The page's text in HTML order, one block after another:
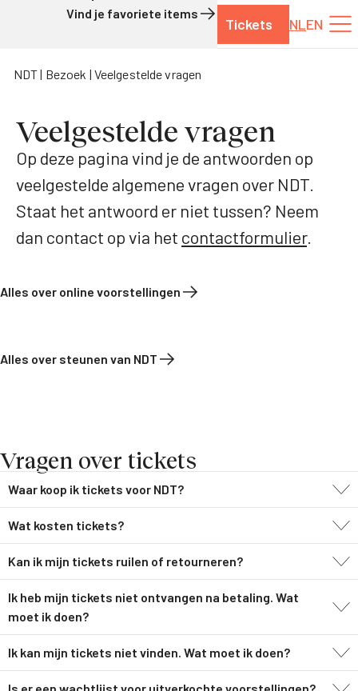
Tickets NLEN
Vind je favoriete items
NDT Bezoek Veelgestelde vragen
Veelgestelde vragen
Op deze pagina vind je de antwoorden op
veelgestelde algemene vragen over NDT.
Staat het antwoord er niet tussen? Neem
dan contact op via het contactformulier.
Alles over online voorstellingen
Alles over steunen van NDT
Vragen over tickets
Waar koop ik tickets voor NDT?
Wat kosten tickets?
Kan ik mijn tickets ruilen of retourneren?
Ik heb mijn tickets niet ontvangen na betaling. Wat
moet ik doen?
Ik kan mijn tickets niet vinden. Wat moet ik doen?